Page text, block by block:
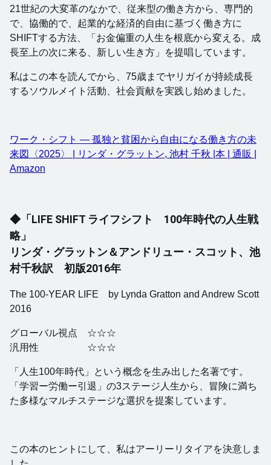
21世紀の大変革のなかで、従来型の働き方から、専門的
で、協働的で、起業的な経済的自由に基づく働き方に
SHIFTする方法、「お金偏重の人生を根底から変える。成
長至上の次に来る、新しい生き方」を提唱しています。
私はこの本を読んでから、75歳までヤリガイが持続成長
するソウルメイト活動、社会貢献を実践し始めました。
ワーク・シフト ― 孤独と貧困から自由になる働き方の未
来図〈2025〉 | リンダ・グラットン, 池村 千秋 |本 | 通販 |
Amazon
◆「LIFE SHIFT ライフシフト 100年時代の人生戦
略」
リンダ・グラットン＆アンドリュー・スコット、池
村千秋訳 初版2016年
The 100-YEAR LIFE by Lynda Gratton and Andrew Scott
2016
グローバル視点 ☆☆☆
汎用性 ☆☆☆
「人生100年時代」という概念を生み出した名著です。
「学習ー労働ー引退」の3ステージ人生から、冒険に満ち
た多様なマルチステージな選択を提案しています。
この本のヒントにして、私はアーリーリタイアを決意しま